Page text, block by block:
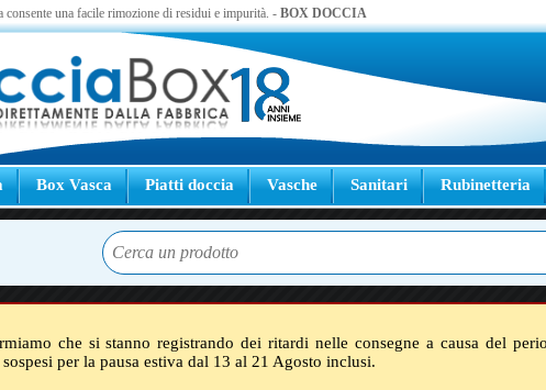
una facile rimozione di residui e impurità. - BOX DOCCIA
Box Vasca Piatti doccia Vasche Sanitari Rubinetteria
che si stanno registrando dei ritardi nelle consegne a causa del
per la pausa estiva dal 13 al 21 Agosto inclusi.